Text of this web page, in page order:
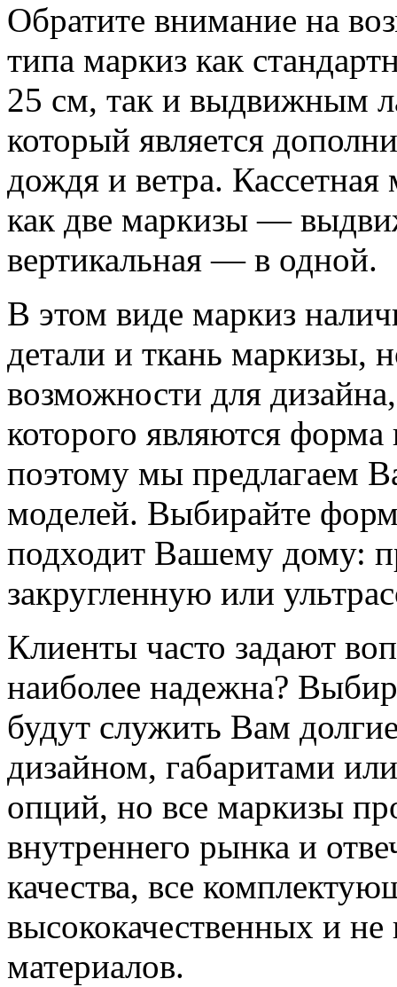
Обратите внимание на
типа маркиз как
25 см, так и выдвижным
который является
дождя и ветра. Кассетная
как две маркизы —
вертикальная — в одной.
В этом виде маркиз
детали и ткань маркизы,
возможности для
которого являются
поэтому мы предлагаем
моделей. Выбирайте
подходит Вашему дому:
закругленную или
Клиенты часто задают
наиболее надежна?
будут служить Вам
дизайном, габаритами
опций, но все маркизы
внутреннего рынка и
качества, все
высококачественных и
материалов.